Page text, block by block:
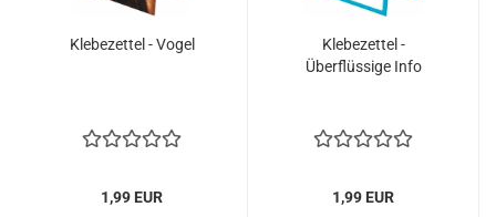
Klebezettel - Vogel
1,99 EUR
Klebezettel -
Überflüssige Info
1,99 EUR